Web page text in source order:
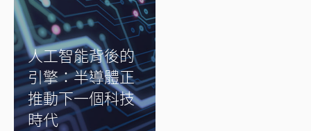
人工智能背後的
引擎：半導體正
推動下一個科技
時代